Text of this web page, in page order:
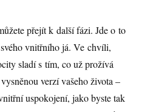
přejít k další fázi. Jde o to
vnitřního já. Ve chvíli,
sladí s tím, co už prožívá
verzí vašeho života –
uspokojení, jako byste tak